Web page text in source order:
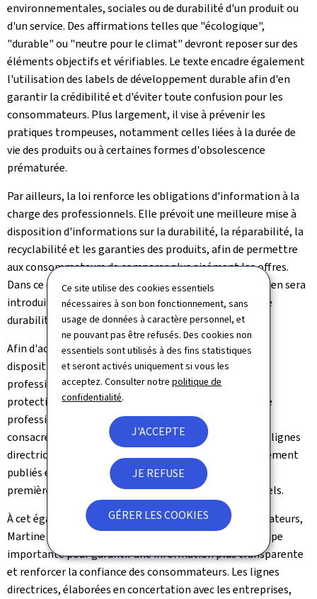
Ce site utilise des cookies essentiels
nécessaires à son bon fonctionnement, sans
usage de données à caractère personnel, et
ne pouvant pas être refusés. Des cookies non
essentiels sont utilisés à des fins statistiques
et seront activés uniquement si vous les
acceptez. Consulter notrepolitique de
confidentialité.
J'ACCEPTE
JE REFUSE
GÉRER LES COOKIES
environnementales, sociales ou de durabilité d'un produit ou
d'un service. Des affirmations telles que "écologique",
"durable" ou "neutre pour le climat" devront reposer sur des
éléments objectifs et vérifiables. Le texte encadre également
l'utilisation des labels de développement durable afin d'en
garantir la crédibilité et d'éviter toute confusion pour les
consommateurs. Plus largement, il vise à prévenir les
pratiques trompeuses, notamment celles liées à la durée de
vie des produits ou à certaines formes d'obsolescence
prématurée.
Par ailleurs, la loi renforce les obligations d'information à la
charge des professionnels. Elle prévoit une meilleure mise à
disposition d'informations sur la durabilité, la réparabilité, la
recyclabilité et les garanties des produits, afin de permettre
aux consommateurs de comparer plus aisément les offres.
Dans ce contexte, un label harmonisé au niveau européen sera
introduit pour identifier les garanties commerciales de
durabilité allant au-delà du minimum légal.
Afin d'accompagner la mise en oeuvre de ces nouvelles
dispositions, des outils d'information destinés aux
professionnels sont développés par la Direction de la
protection des consommateurs. Ainsi, le "Guide pour le
professionnel" sera complété par une fiche spécifique
consacrée à ces nouvelles règles durant l'été 2026. Des lignes
directrices détaillées ainsi qu'un glossaire seront également
publiés en automne 2026, dans le prolongement de la
première phase d'analyse des besoins des professionnels.
À cet égard, la ministre de la Protection des consommateurs,
Martine Hansen, a déclaré: "Cette loi constitue une étape
importante pour garantir une information plus transparente
et renforcer la confiance des consommateurs. Les lignes
directrices, élaborées en concertation avec les entreprises,